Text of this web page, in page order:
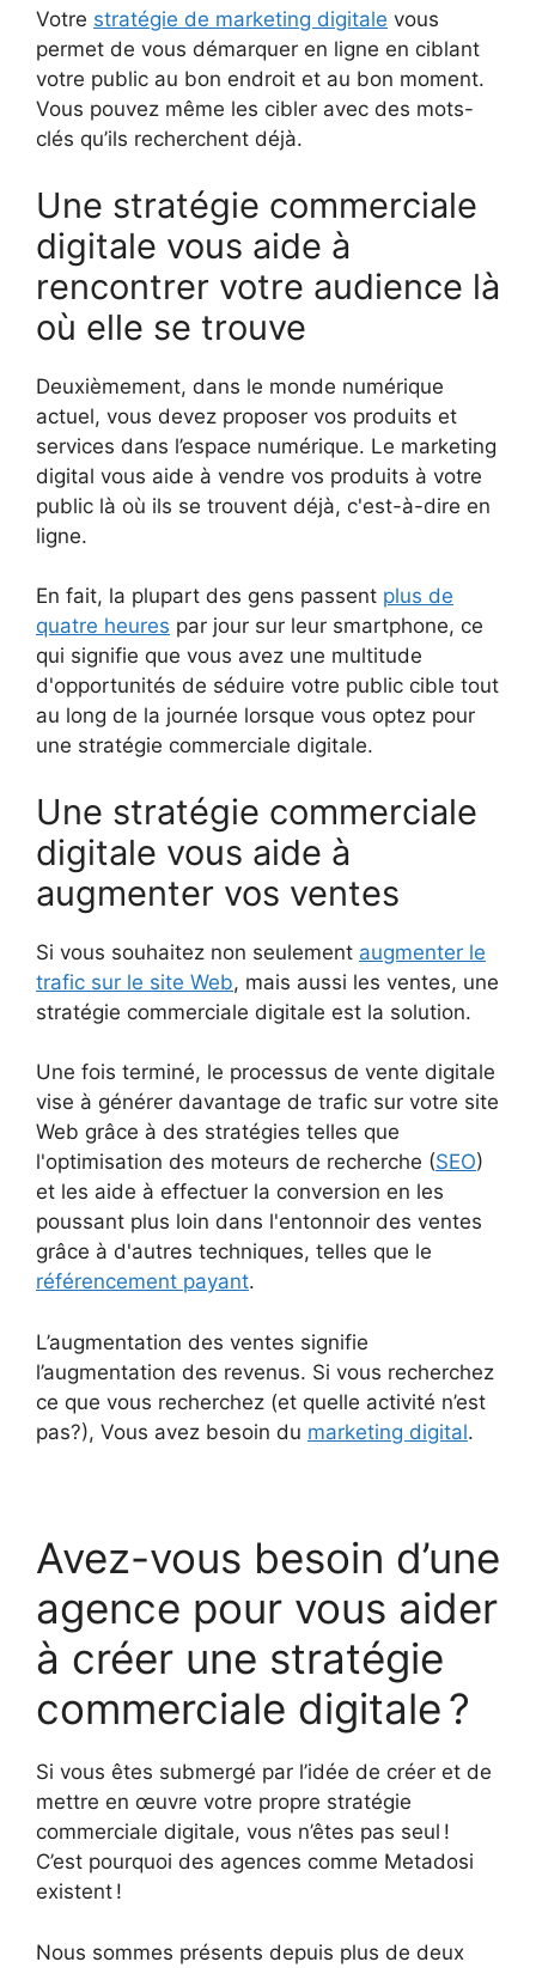
Votre stratégie de marketing digitale vous
permet de vous démarquer en ligne en ciblant
votre public au bon endroit et au bon moment.
Vous pouvez même les cibler avec des mots-
clés qu’ils recherchent déjà.
Une stratégie commerciale
digitale vous aide à
rencontrer votre audience là
où elle se trouve
Deuxièmement, dans le monde numérique
actuel, vous devez proposer vos produits et
services dans l’espace numérique. Le marketing
digital vous aide à vendre vos produits à votre
public là où ils se trouvent déjà, c'est-à-dire en
ligne.
En fait, la plupart des gens passent plus de
quatre heures par jour sur leur smartphone, ce
qui signifie que vous avez une multitude
d'opportunités de séduire votre public cible tout
au long de la journée lorsque vous optez pour
une stratégie commerciale digitale.
Une stratégie commerciale
digitale vous aide à
augmenter vos ventes
Si vous souhaitez non seulement augmenter le
trafic sur le site Web, mais aussi les ventes, une
stratégie commerciale digitale est la solution.
Une fois terminé, le processus de vente digitale
vise à générer davantage de trafic sur votre site
Web grâce à des stratégies telles que
l'optimisation des moteurs de recherche (SEO)
et les aide à effectuer la conversion en les
poussant plus loin dans l'entonnoir des ventes
grâce à d'autres techniques, telles que le
référencement payant.
L’augmentation des ventes signifie
l’augmentation des revenus. Si vous recherchez
ce que vous recherchez (et quelle activité n’est
pas?), Vous avez besoin du marketing digital.
Avez-vous besoin d’une
agence pour vous aider
à créer une stratégie
commerciale digitale ?
Si vous êtes submergé par l’idée de créer et de
mettre en œuvre votre propre stratégie
commerciale digitale, vous n’êtes pas seul !
C’est pourquoi des agences comme Metadosi
existent !
Nous sommes présents depuis plus de deux